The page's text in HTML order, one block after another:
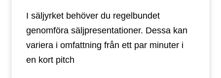
I säljyrket behöver du regelbundet
genomföra säljpresentationer. Dessa kan
variera i omfattning från ett par minuter i
en kort pitch